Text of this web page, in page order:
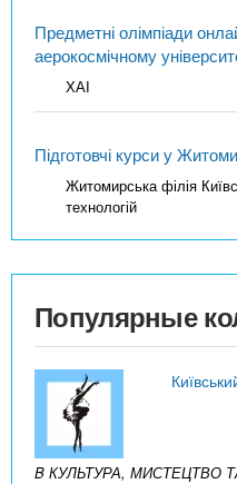
Предметні олімпіади
аерокосмічному
ХАІ
Підготовчі курси у
Житомирська філія
технологій
Популярные
B КУЛЬТУРА, МИСТЕЦТВО